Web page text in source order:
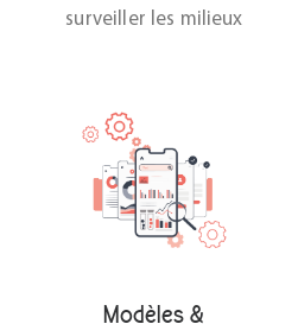
surveiller les milieux
Modèles &